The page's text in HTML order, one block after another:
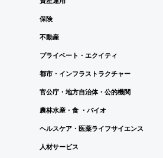
保険
不動産
プライベート・エクイティ
都市・インフラストラクチャー
官公庁・地方自治体・公的機関
農林水産・食 ・バイオ
ヘルスケア・医薬ライフサイエンス
人材サービス